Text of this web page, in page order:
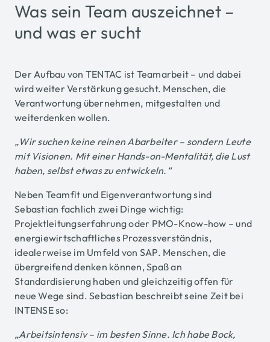
Was sein Team auszeichnet –
und was er sucht
Der Aufbau von TENTAC ist Teamarbeit – und dabei
wird weiter Verstärkung gesucht. Menschen, die
Verantwortung übernehmen, mitgestalten und
weiterdenken wollen.
„Wir suchen keine reinen Abarbeiter – sondern Leute
mit Visionen. Mit einer Hands-on-Mentalität, die Lust
haben, selbst etwas zu entwickeln.“
Neben Teamfit und Eigenverantwortung sind
Sebastian fachlich zwei Dinge wichtig:
Projektleitungserfahrung oder PMO-Know-how – und
energiewirtschaftliches Prozessverständnis,
idealerweise im Umfeld von SAP. Menschen, die
übergreifend denken können, Spaß an
Standardisierung haben und gleichzeitig offen für
neue Wege sind. Sebastian beschreibt seine Zeit bei
INTENSE so:
„Arbeitsintensiv – im besten Sinne. Ich habe Bock,